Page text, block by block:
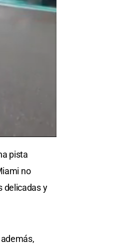
pista
no
delicadas y